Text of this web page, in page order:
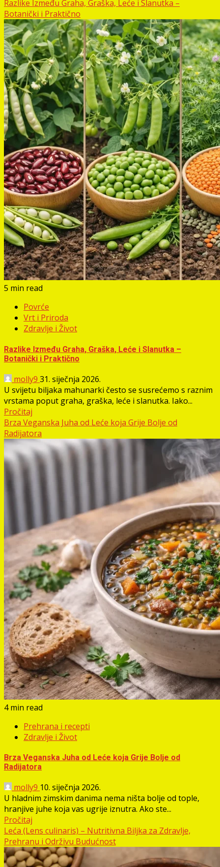
Razlike Između Graha, Graška, Leće i Slanutka –
Botanički i Praktično
5 min read
Povrće
Vrt i Priroda
Zdravlje i Život
Razlike Između Graha, Graška, Leće i Slanutka –
Botanički i Praktično
molly9 31. siječnja 2026.
U svijetu biljaka mahunarki često se susrećemo s raznim
vrstama poput graha, graška, leće i slanutka. Iako...
Pročitaj
Brza Veganska Juha od Leće koja Grije Bolje od
Radijatora
4 min read
Prehrana i recepti
Zdravlje i Život
Brza Veganska Juha od Leće koja Grije Bolje od
Radijatora
molly9 10. siječnja 2026.
U hladnim zimskim danima nema ništa bolje od tople,
hranjive juhe koja vas ugrije iznutra. Ako ste...
Pročitaj
Leća (Lens culinaris) – Nutritivna Biljka za Zdravlje,
Prehranu i Održivu Budućnost